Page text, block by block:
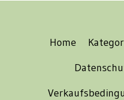
Home